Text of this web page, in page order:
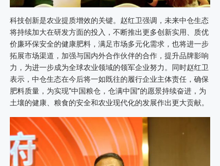
科技创新是农业提质增效的关键。赵红卫强调，未来中仓生态
将持续加大在研发方面的投入，不断推出更多创新实用、质优
价廉环保安全的健康肥料，满足市场多元化需求，也将进一步
拓展市场渠道，加强与国内外合作伙伴的合作，提升品牌影响
力，为进一步成为全球农业领域的领军企业努力。同时赵红卫
表示，中仓生态在今后将一如既往的履行企业主体责任，确保
肥料质量，为实现“中国粮仓，仓满中国”的愿景持续奋进，为
土壤的健康、粮食的安全和农业现代化的发展作出更大贡献。